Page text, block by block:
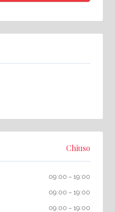
Chiuso
09:00 – 19:00
09:00 – 19:00
09:00 – 19:00